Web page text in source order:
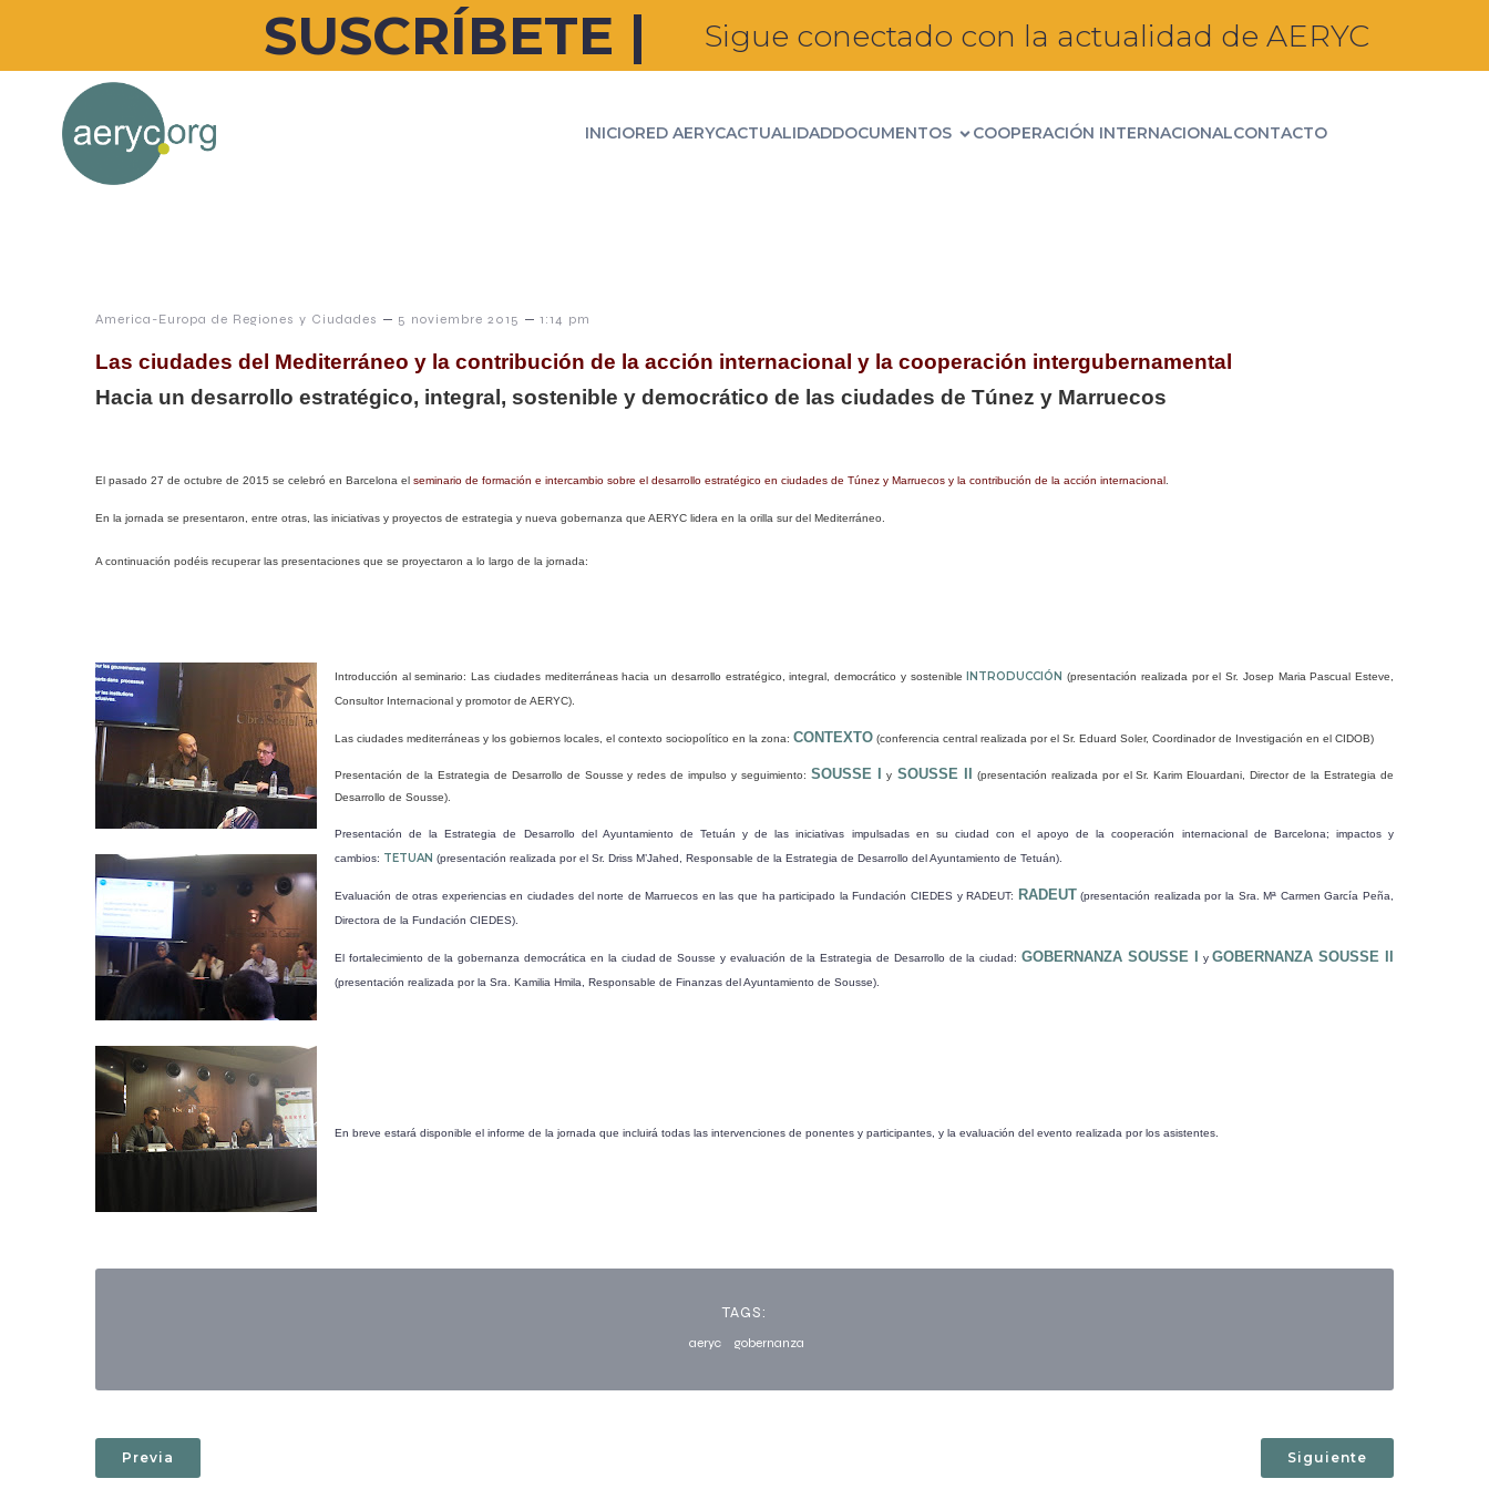
SUSCRÍBETE | Sigue conectado con la actualidad de AERYC
INICIORED AERYCACTUALIDADDOCUMENTOS COOPERACIÓN INTERNACIONALCONTACTO
America-Europa de Regiones y Ciudades – 5 noviembre 2015 – 1:14 pm
Las ciudades del Mediterráneo y la contribución de la acción internacional y la cooperación intergubernamental
Hacia un desarrollo estratégico, integral, sostenible y democrático de las ciudades de Túnez y Marruecos
El pasado 27 de octubre de 2015 se celebró en Barcelona el seminario de formación e intercambio sobre el desarrollo estratégico en ciudades de Túnez y Marruecos y la contribución de la acción internacional
En la jornada se presentaron, entre otras, las iniciativas y proyectos de estrategia y nueva gobernanza que AERYC lidera en la orilla sur del Mediterráneo.
A continuación podéis recuperar las presentaciones que se proyectaron a lo largo de la jornada:
Introducción al seminario: Las ciudades mediterráneas hacia un desarrollo estratégico, integral, democrático y sostenible INTRODUCCIÓN (presentación realizada por el Sr. Josep Maria Pascual Esteve,
Consultor Internacional y promotor de AERYC).
Las ciudades mediterráneas y los gobiernos locales, el contexto sociopolítico en la zona: CONTEXTO (conferencia central realizada por el Sr. Eduard Soler, Coordinador de Investigación en el CIDOB)
Presentación de la Estrategia de Desarrollo de Sousse y redes de impulso y seguimiento:SOUSSE I ySOUSSE II
(presentación realizada por el Sr. Karim Elouardani, Director de la Estrategia de
Desarrollo de Sousse).
Presentación de la Estrategia de Desarrollo del Ayuntamiento de Tetuán y de las iniciativas impulsadas en su ciudad con el apoyo de la cooperación internacional de Barcelona; impactos y
cambios: TETUAN (presentación realizada por el Sr. Driss M’Jahed, Responsable de la Estrategia de Desarrollo del Ayuntamiento de Tetuán).
Evaluación de otras experiencias en ciudades del norte de Marruecos en las que ha participado la Fundación CIEDES y RADEUT: RADEUT (presentación realizada por la Sra. Mª Carmen García Peña,
Directora de la Fundación CIEDES).
El fortalecimiento de la gobernanza democrática en la ciudad de Sousse y evaluación de la Estrategia de Desarrollo de la ciudad:GOBERNANZA SOUSSE I yGOBERNANZA SOUSSE II
(presentación realizada por la Sra. Kamilia Hmila, Responsable de Finanzas del Ayuntamiento de Sousse).
En breve estará disponible el informe de la jornada que incluirá todas las intervenciones de ponentes y participantes, y la evaluación del evento realizada por los asistentes.
TAGS:
aeryc gobernanza
Previa Siguiente